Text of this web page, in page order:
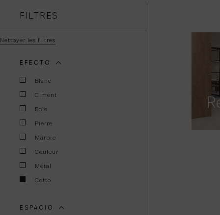
FILTRES
Nettoyer les filtres
EFECTO
Blanc
Ciment
Bois
Pierre
Marbre
Couleur
Métal
Cotto
ESPACIO